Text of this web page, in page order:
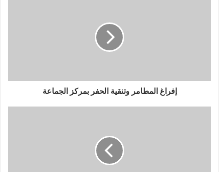
إفراغ المطامر وتنقية الحفر بمركز الجماعة